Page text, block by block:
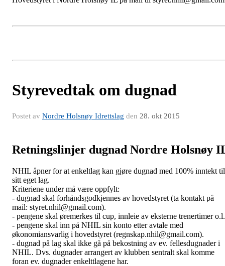
Styrevedtak om dugnad
Postet av Nordre Holsnøy Idrettslag den 28. okt 2015
Retningslinjer dugnad Nordre Holsnøy
NHIL åpner for at enkeltlag kan gjøre dugnad med 100% inntekt til
sitt eget lag.
Kriteriene under må være oppfylt:
- dugnad skal forhåndsgodkjennes av hovedstyret (ta kontakt på
mail: styret.nhil@gmail.com).
- pengene skal øremerkes til cup, innleie av eksterne trenertimer
- pengene skal inn på NHIL sin konto etter avtale med
økonomiansvarlig i hovedstyret (regnskap.nhil@gmail.com).
- dugnad på lag skal ikke gå på bekostning av ev. fellesdugnader i
NHIL. Dvs. dugnader arrangert av klubben sentralt skal komme
foran ev. dugnader enkelttlagene har.